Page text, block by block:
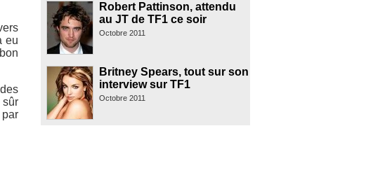
eu
sûr
Robert Pattinson, attendu
au JT de TF1 ce soir
Octobre 2011
Britney Spears, tout sur son
interview sur TF1
Octobre 2011